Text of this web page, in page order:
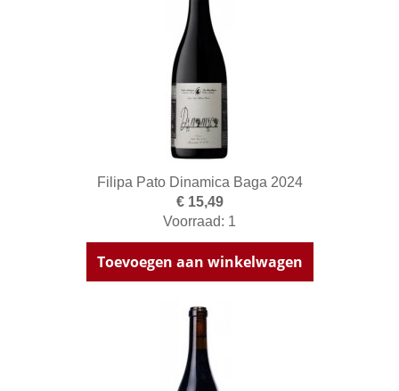
Filipa Pato Dinamica Baga 2024
€ 15,49
Voorraad: 1
Toevoegen aan winkelwagen